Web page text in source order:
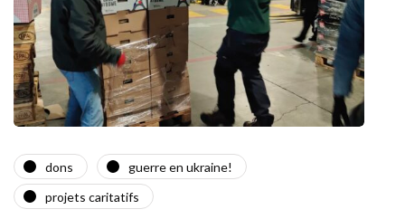
dons
guerre en ukraine!
projets caritatifs